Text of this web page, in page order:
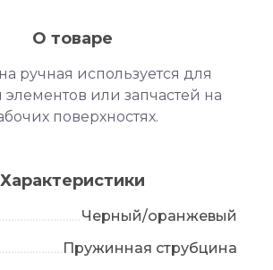
О товаре
ручная используется для
или запчастей на
поверхностях.
Характеристики
Черный/оранжевый
Пружинная струбцина